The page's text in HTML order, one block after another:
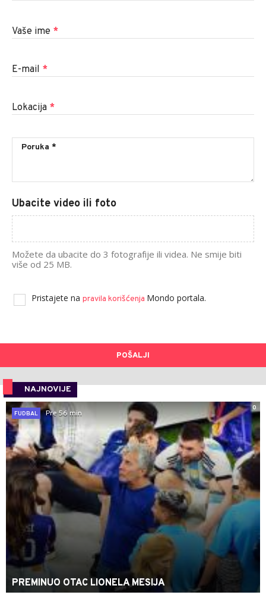
Vaše ime *
E-mail *
Lokacija *
Ubacite video ili foto
Možete da ubacite do 3 fotografije ili videa. Ne smije biti
više od 25 MB.
Pristajete na pravila korišćenja Mondo portala.
POŠALJI
NAJNOVIJE
0
FUDBAL
Pre 56 min
PREMINUO OTAC LIONELA MESIJA